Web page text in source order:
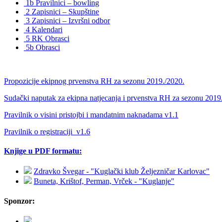
1b Pravilnici – bowling
2 Zapisnici – Skupštine
3 Zapisnici – Izvršni odbor
4 Kalendari
5 RK Obrasci
5b Obrasci
Propozicije ekipnog prvenstva RH za sezonu 2019./2020.
Sudački naputak za ekipna natjecanja i prvenstva RH za sezonu
Pravilnik o visini pristojbi i mandatnim naknadama v1.1
Pravilnik o registraciji_v1.6
Knjige u PDF formatu:
Zdravko Švegar - "Kuglački klub Željezničar Karlovac"
Buneta, Krištof, Perman, Vrček - "Kuglanje"
Sponzor: